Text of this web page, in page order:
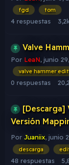
fgd tom
4 respuestas
Valve
Por LeaN, junio
valve hammer
0 respuestas
[Descarga]
Versión
Por Juaniix, junio
descarga
48 respuestas